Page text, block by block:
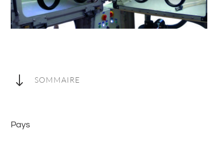
" SOMMAIRE
Pays